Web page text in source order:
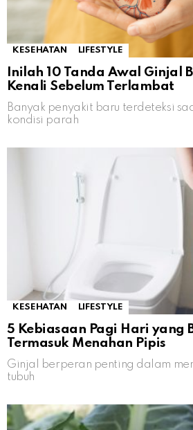
KESEHATAN LIFESTYLE
Inilah 10 Tanda Awal Ginjal
Kenali Sebelum Terlambat
Banyak penyakit baru terdeteksi
kondisi parah
KESEHATAN LIFESTYLE
5 Kebiasaan Pagi Hari yang
Termasuk Menahan Pipis
Ginjal berperan penting dalam
tubuh